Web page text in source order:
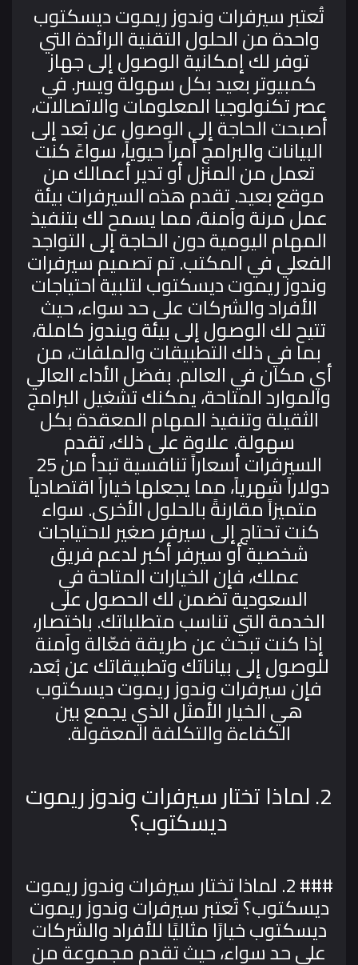
تُعتبر سيرفرات وندوز ريموت ديسكتوب
واحدة من الحلول التقنية الرائدة التي
توفر لك إمكانية الوصول إلى جهاز
كمبيوتر بعيد بكل سهولة ويسر. في
عصر تكنولوجيا المعلومات والاتصالات،
أصبحت الحاجة إلى الوصول عن بُعد إلى
البيانات والبرامج أمراً حيوياً، سواءً كنت
تعمل من المنزل أو تدير أعمالك من
موقع بعيد. تقدم هذه السيرفرات بيئة
عمل مرنة وآمنة، مما يسمح لك بتنفيذ
المهام اليومية دون الحاجة إلى التواجد
الفعلي في المكتب.تم تصميم سيرفرات
وندوز ريموت ديسكتوب لتلبية احتياجات
الأفراد والشركات على حد سواء، حيث
تتيح لك الوصول إلى بيئة ويندوز كاملة،
بما في ذلك التطبيقات والملفات، من
أي مكان في العالم. بفضل الأداء العالي
والموارد المتاحة، يمكنك تشغيل البرامج
الثقيلة وتنفيذ المهام المعقدة بكل
سهولة. علاوة على ذلك، تقدم
السيرفرات أسعاراً تنافسية تبدأ من 25
دولاراً شهرياً، مما يجعلها خياراً اقتصادياً
متميزاً مقارنةً بالحلول الأخرى. سواء
كنت تحتاج إلى سيرفر صغير لاحتياجات
شخصية أو سيرفر أكبر لدعم فريق
عملك، فإن الخيارات المتاحة في
السعودية تضمن لك الحصول على
الخدمة التي تناسب متطلباتك.باختصار،
إذا كنت تبحث عن طريقة فعّالة وآمنة
للوصول إلى بياناتك وتطبيقاتك عن بُعد،
فإن سيرفرات وندوز ريموت ديسكتوب
هي الخيار الأمثل الذي يجمع بين
الكفاءة والتكلفة المعقولة.
2. لماذا تختار سيرفرات وندوز ريموت
ديسكتوب؟
### 2. لماذا تختار سيرفرات وندوز ريموت
ديسكتوب؟تُعتبر سيرفرات وندوز ريموت
ديسكتوب خيارًا مثاليًا للأفراد والشركات
على حد سواء، حيث تقدم مجموعة من